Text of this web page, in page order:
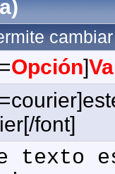
Opción]
font]
texto